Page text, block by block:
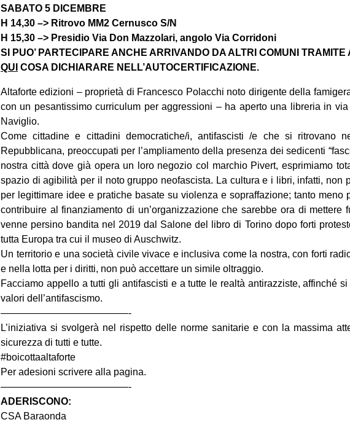
SABATO 5 DICEMBRE
H 14,30 –> Ritrovo MM2 Cernusco S/N
H 15,30 –> Presidio Via Don Mazzolari, angolo Via Corridoni
SI PUO’ PARTECIPARE ANCHE ARRIVANDO DA ALTRI COMUNI
QUI COSA DICHIARARE NELL’AUTOCERTIFICAZIONE.
Altaforte edizioni – proprietà di Francesco Polacchi noto dirigente della
con un pesantissimo curriculum per aggressioni – ha aperto una libreria in
Naviglio.
Come cittadine e cittadini democratiche/i, antifascisti /e che si ritrovano
Repubblicana, preoccupati per l’ampliamento della presenza dei sedicenti
nostra città dove già opera un loro negozio col marchio Pivert, esprimiamo
spazio di agibilità per il noto gruppo neofascista. La cultura e i libri, infatti, non
per legittimare idee e pratiche basate su violenza e sopraffazione; tanto meno
contribuire al finanziamento di un’organizzazione che sarebbe ora di mettere
venne persino bandita nel 2019 dal Salone del libro di Torino dopo forti
tutta Europa tra cui il museo di Auschwitz.
Un territorio e una società civile vivace e inclusiva come la nostra, con forti
e nella lotta per i diritti, non può accettare un simile oltraggio.
Facciamo appello a tutti gli antifascisti e a tutte le realtà antirazziste, affinché
valori dell’antifascismo.
—————————————-
L’iniziativa si svolgerà nel rispetto delle norme sanitarie e con la massima
sicurezza di tutti e tutte.
#boicottaaltaforte
Per adesioni scrivere alla pagina.
—————————————-
ADERISCONO:
CSA Baraonda